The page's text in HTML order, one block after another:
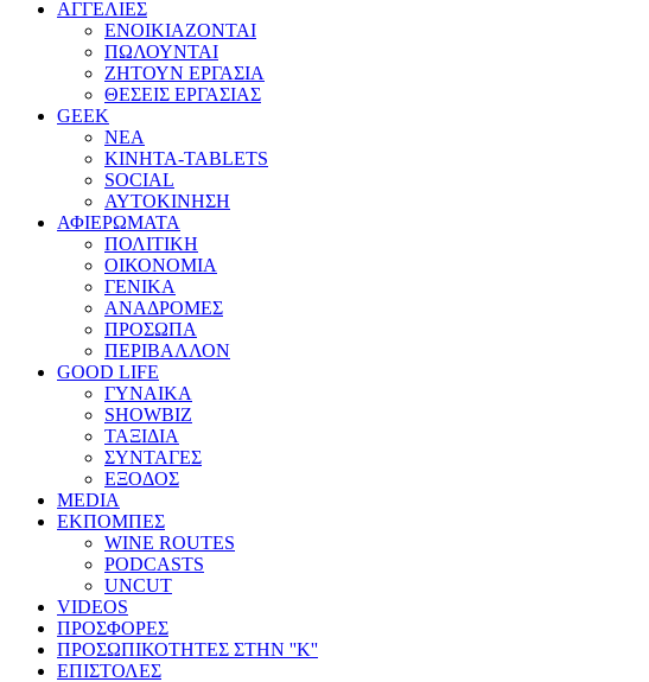
ΑΓΓΕΛΙΕΣ
ΕΝΟΙΚΙΑΖΟΝΤΑΙ
ΠΩΛΟΥΝΤΑΙ
ΖΗΤΟΥΝ ΕΡΓΑΣΙΑ
ΘΕΣΕΙΣ ΕΡΓΑΣΙΑΣ
GEEK
ΝΕΑ
ΚΙΝΗΤΑ-TABLETS
SOCIAL
ΑΥΤΟΚΙΝΗΣΗ
ΑΦΙΕΡΩΜΑΤΑ
ΠΟΛΙΤΙΚΗ
ΟΙΚΟΝΟΜΙΑ
ΓΕΝΙΚΑ
ΑΝΑΔΡΟΜΕΣ
ΠΡΟΣΩΠΑ
ΠΕΡΙΒΑΛΛΟΝ
GOOD LIFE
ΓΥΝΑΙΚΑ
SHOWBIZ
ΤΑΞΙΔΙΑ
ΣΥΝΤΑΓΕΣ
ΕΞΟΔΟΣ
MEDIA
ΕΚΠΟΜΠΕΣ
WINE ROUTES
PODCASTS
UNCUT
VIDEOS
ΠΡΟΣΦΟΡΕΣ
ΠΡΟΣΩΠΙΚΟΤΗΤΕΣ ΣΤΗΝ ''Κ''
ΕΠΙΣΤΟΛΕΣ